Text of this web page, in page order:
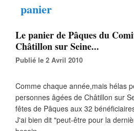
panier
Le panier de Pâques du
Châtillon sur Seine...
Publié le 2 Avril 2010
Comme chaque année,mais hélas
personnes âgées de Châtillon sur
fêtes de Pâques aux 32
J'ai bien dit "peut-être pour la